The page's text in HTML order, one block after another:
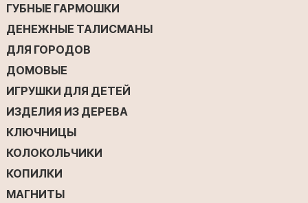
ГУБНЫЕ ГАРМОШКИ
ДЕНЕЖНЫЕ ТАЛИСМАНЫ
ДЛЯ ГОРОДОВ
ДОМОВЫЕ
ИГРУШКИ ДЛЯ ДЕТЕЙ
ИЗДЕЛИЯ ИЗ ДЕРЕВА
КЛЮЧНИЦЫ
КОЛОКОЛЬЧИКИ
КОПИЛКИ
МАГНИТЫ